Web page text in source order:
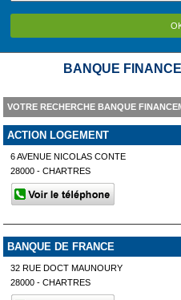
BANQUE
VOTRE RECHERCHE BANQUE
ACTION LOGEMENT
6 AVENUE NICOLAS CONTE
28000 - CHARTRES
BANQUE DE FRANCE
32 RUE DOCT MAUNOURY
28000 - CHARTRES